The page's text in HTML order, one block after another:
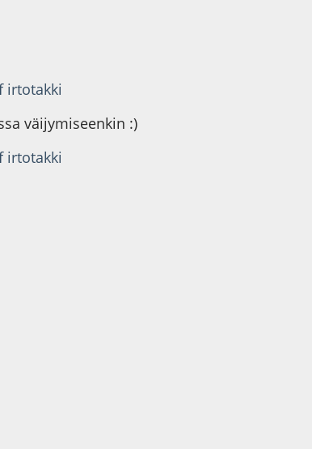
irtotakki
väijymiseenkin :)
irtotakki